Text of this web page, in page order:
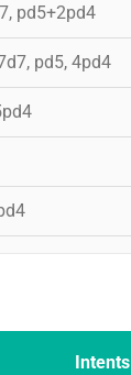
pd5+2pd4
pd5, 4pd4
Intents